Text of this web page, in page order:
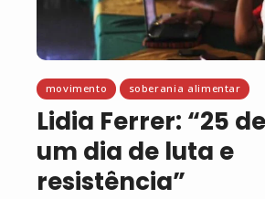
movimento soberania alimentar
Lidia Ferrer: “25
um dia de luta e
resistência”